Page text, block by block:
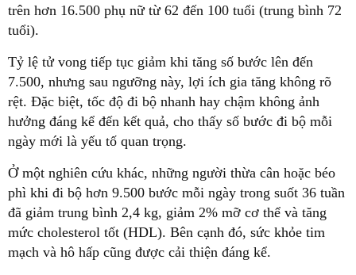
trên hơn 16.500 phụ nữ từ 62 đến 100 tuổi (trung bình 72
tuổi).
Tỷ lệ tử vong tiếp tục giảm khi tăng số bước lên đến
7.500, nhưng sau ngưỡng này, lợi ích gia tăng không rõ
rệt. Đặc biệt, tốc độ đi bộ nhanh hay chậm không ảnh
hưởng đáng kể đến kết quả, cho thấy số bước đi bộ mỗi
ngày mới là yếu tố quan trọng.
Ở một nghiên cứu khác, những người thừa cân hoặc béo
phì khi đi bộ hơn 9.500 bước mỗi ngày trong suốt 36 tuần
đã giảm trung bình 2,4 kg, giảm 2% mỡ cơ thể và tăng
mức cholesterol tốt (HDL). Bên cạnh đó, sức khỏe tim
mạch và hô hấp cũng được cải thiện đáng kể.